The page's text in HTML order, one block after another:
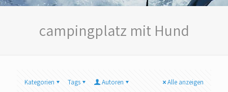
campingplatz mit Hund
Kategorien Tags Autoren Alle anzeigen